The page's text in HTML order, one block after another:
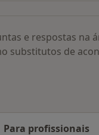
e respostas na
substitutos de
Para profissionais